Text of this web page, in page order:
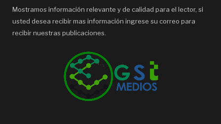
Mostramos información relevante y de calidad para el lector, si
usted desea recibir mas información ingrese su correo para
recibir nuestras publicaciones.